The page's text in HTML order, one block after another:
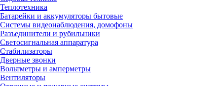
Теплотехника
Батарейки и аккумуляторы бытовые
Системы видеонаблюдения, домофоны
Разъединители и рубильники
Светосигнальная аппаратура
Стабилизаторы
Дверные звонки
Вольтметры и амперметры
Вентиляторы